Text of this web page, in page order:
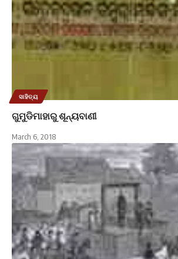
ସାହିତ୍ୟ
ଗୁମୁଡିମାହାରୁ ଶୂନ୍ୟବାଣୀ
March 6, 2018